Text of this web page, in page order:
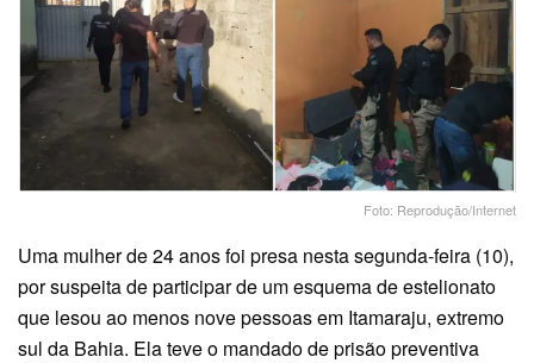
Foto: Reprodução/Internet
Uma mulher de 24 anos foi presa nesta segunda-feira (10),
por suspeita de participar de um esquema de estelionato
que lesou ao menos nove pessoas em Itamaraju, extremo
sul da Bahia. Ela teve o mandado de prisão preventiva